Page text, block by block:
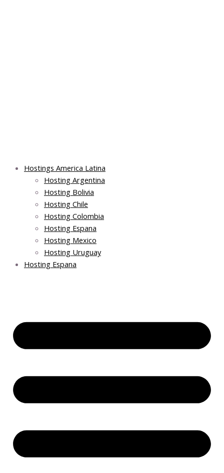
Hostings America Latina
Hosting Argentina
Hosting Bolivia
Hosting Chile
Hosting Colombia
Hosting Espana
Hosting Mexico
Hosting Uruguay
Hosting Espana